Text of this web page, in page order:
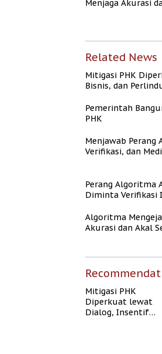
Menjaga Akurasi
Related News
Mitigasi PHK
Bisnis, dan
Pemerintah
PHK
Menjawab Perang
Verifikasi, dan
Perang Algoritma
Diminta
Algoritma
Akurasi dan Akal
Mitigasi PHK
Diperkuat lewat
Dialog, Insentif